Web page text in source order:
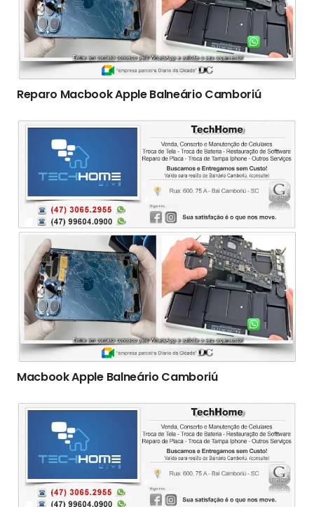
Reparo Macbook Apple Balneário Camboriú
Macbook Apple Balneário Camboriú